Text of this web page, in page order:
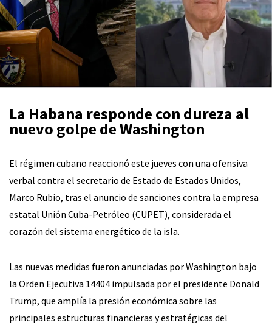
La Habana responde con dureza al
nuevo golpe de Washington
El régimen cubano reaccionó este jueves con una ofensiva
verbal contra el secretario de Estado de Estados Unidos,
Marco Rubio, tras el anuncio de sanciones contra la empresa
estatal Unión Cuba-Petróleo (CUPET), considerada el
corazón del sistema energético de la isla.
Las nuevas medidas fueron anunciadas por Washington bajo
la Orden Ejecutiva 14404 impulsada por el presidente Donald
Trump, que amplía la presión económica sobre las
principales estructuras financieras y estratégicas del